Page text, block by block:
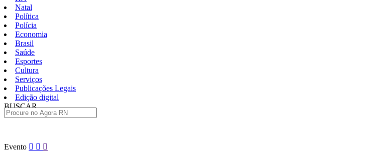
Natal
Política
Polícia
Economia
Brasil
Saúde
Esportes
Cultura
Serviços
Publicações Legais
Edição digital
BUSCAR
Pular
Evento